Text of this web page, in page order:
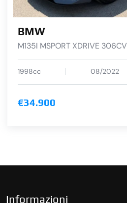
BMW
M135I MSPORT XDRIVE 306CV
1998cc 08/2022
€34.900
Informazioni